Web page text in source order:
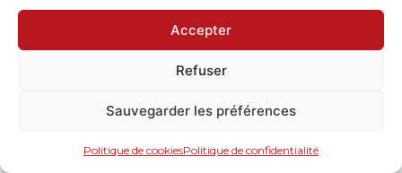
Accepter
Refuser
Sauvegarder les préférences
Politique de cookiesPolitique de confidentialité
text= »Subir »
custom_link=
2023-2%2F%23programa »]
[/evc_tabs_item][evc_tabs_item
Programme de conférences sponsorisé